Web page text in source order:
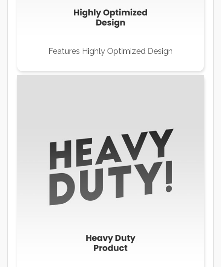
Features Highly Optimized Design